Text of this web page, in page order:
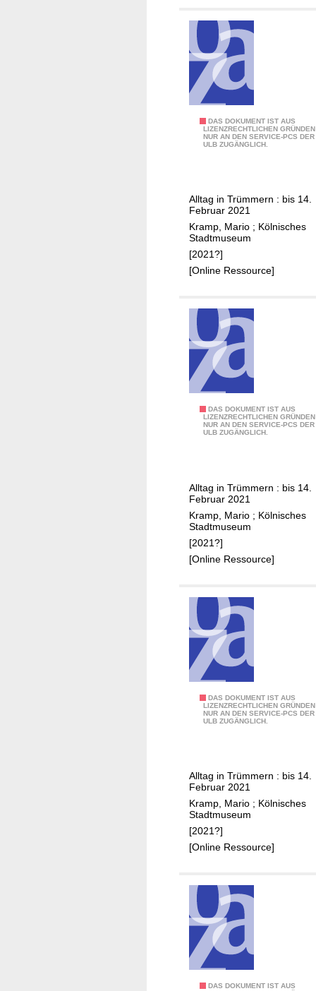
DAS DOKUMENT IST AUS
LIZENZRECHTLICHEN GRÜNDEN
NUR AN DEN SERVICE-PCS DER
ULB ZUGÄNGLICH.
n
1
9
4
5
Alltag in Trümmern : bis 14.
Februar 2021
Kramp, Mario ; Kölnisches
Stadtmuseum
[2021?]
[Online Ressource]
DAS DOKUMENT IST AUS
LIZENZRECHTLICHEN GRÜNDEN
NUR AN DEN SERVICE-PCS DER
ULB ZUGÄNGLICH.
l
n
1
9
4
Alltag in Trümmern : bis 14.
Februar 2021
Kramp, Mario ; Kölnisches
Stadtmuseum
[2021?]
[Online Ressource]
DAS DOKUMENT IST AUS
LIZENZRECHTLICHEN GRÜNDEN
NUR AN DEN SERVICE-PCS DER
ULB ZUGÄNGLICH.
l
n
1
9
4
Alltag in Trümmern : bis 14.
Februar 2021
Kramp, Mario ; Kölnisches
Stadtmuseum
[2021?]
[Online Ressource]
DAS DOKUMENT IST AUS